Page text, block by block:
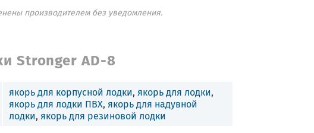
производителем без уведомления.
Stronger AD-8
якорь для корпусной лодки, якорь для лодки,
якорь для лодки ПВХ, якорь для надувной
лодки, якорь для резиновой лодки